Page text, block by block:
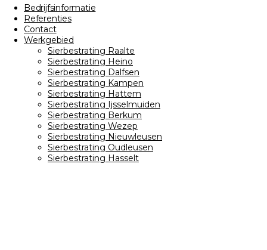
Bedrijfsinformatie
Referenties
Contact
Werkgebied
Sierbestrating Raalte
Sierbestrating Heino
Sierbestrating Dalfsen
Sierbestrating Kampen
Sierbestrating Hattem
Sierbestrating Ijsselmuiden
Sierbestrating Berkum
Sierbestrating Wezep
Sierbestrating Nieuwleusen
Sierbestrating Oudleusen
Sierbestrating Hasselt